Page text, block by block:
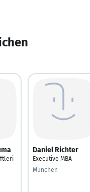
Daniel Richter
Executive MBA
München